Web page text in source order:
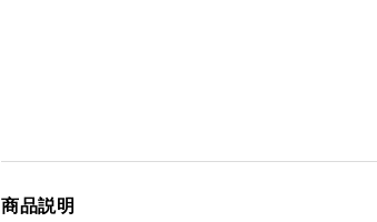
商品説明